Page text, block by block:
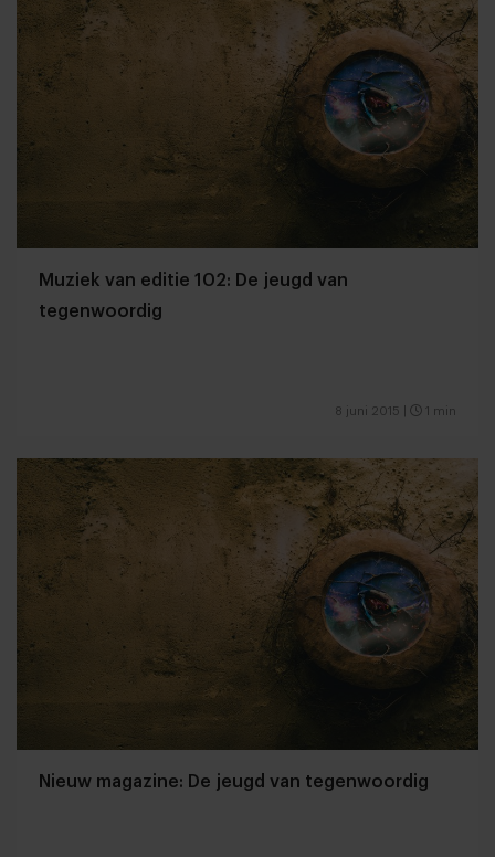
Muziek van editie 102: De jeugd van
tegenwoordig
8 juni 2015 1 min
Nieuw magazine: De jeugd van tegenwoordig